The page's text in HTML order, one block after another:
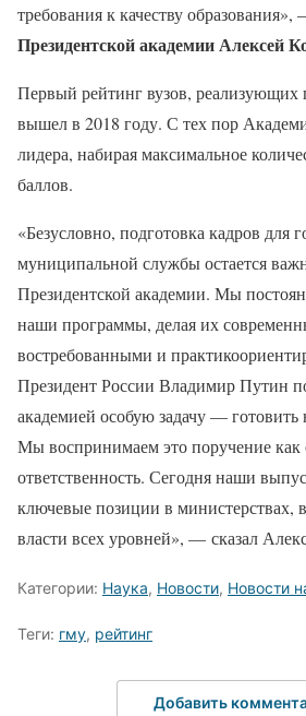
требования к качеству
Президентской академии Алексей
Первый рейтинг вузов,
вышел в 2018 году. С тех пор
лидера, набирая максимальное
баллов.
«Безусловно, подготовка кадров для
муниципальной службы остается
Президентской академии. Мы
наши программы, делая их
востребованными и
Президент России Владимир Путин
академией особую задачу —
Мы воспринимаем это поручение как
ответственность. Сегодня наши
ключевые позиции в министерствах,
власти всех уровней», — сказал
Категории: Наука, Новости, Новости
Теги: гму, рейтинг
Добавить